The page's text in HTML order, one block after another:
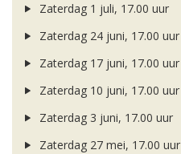
Zaterdag 1 juli, 17.00 uur
Zaterdag 24 juni, 17.00 uur
Zaterdag 17 juni, 17.00 uur
Zaterdag 10 juni, 17.00 uur
Zaterdag 3 juni, 17.00 uur
Zaterdag 27 mei, 17.00 uur